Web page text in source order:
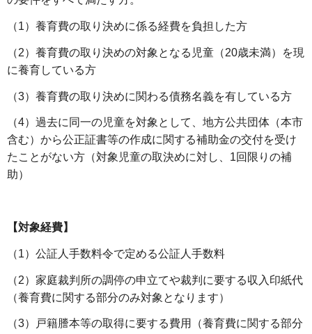
（1）養育費の取り決めに係る経費を負担した方
（2）養育費の取り決めの対象となる児童（20歳未満）を現
に養育している方
（3）養育費の取り決めに関わる債務名義を有している方
（4）過去に同一の児童を対象として、地方公共団体（本市
含む）から公正証書等の作成に関する補助金の交付を受け
たことがない方（対象児童の取決めに対し、1回限りの補
助）
【対象経費】
（1）公証人手数料令で定める公証人手数料
（2）家庭裁判所の調停の申立てや裁判に要する収入印紙代
（養育費に関する部分のみ対象となります）
（3）戸籍謄本等の取得に要する費用（養育費に関する部分